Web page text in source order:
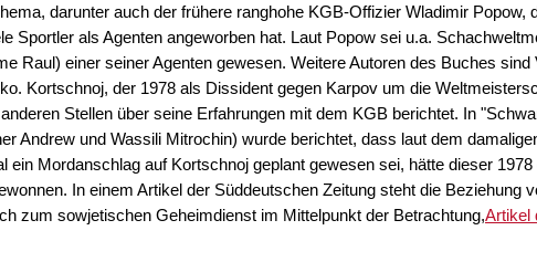
darunter auch der frühere ranghohe KGB-Offizier Wladimir Popow,
Sportler als Agenten angeworben hat. Laut Popow sei u.a.
Raul) einer seiner Agenten gewesen. Weitere Autoren des Buches
Kortschnoj, der 1978 als Dissident gegen Karpov um die
Stellen über seine Erfahrungen mit dem KGB berichtet. In
Andrew und Wassili Mitrochin) wurde berichtet, dass laut dem
ein Mordanschlag auf Kortschnoj geplant gewesen sei, hätte dieser
In einem Artikel der Süddeutschen Zeitung steht die Beziehung
zum sowjetischen Geheimdienst im Mittelpunkt der Betrachtung,Artikel